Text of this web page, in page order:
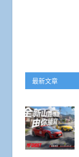
最新文章